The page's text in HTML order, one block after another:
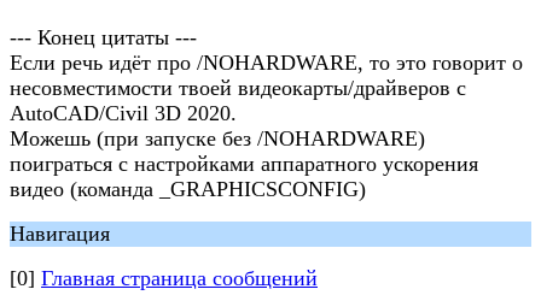
--- Конец цитаты ---
Если речь идёт про /NOHARDWARE, то это говорит о
несовместимости твоей видеокарты/драйверов с
AutoCAD/Civil 3D 2020.
Можешь (при запуске без /NOHARDWARE)
поиграться с настройками аппаратного ускорения
видео (команда _GRAPHICSCONFIG)
Навигация
[0] Главная страница сообщений